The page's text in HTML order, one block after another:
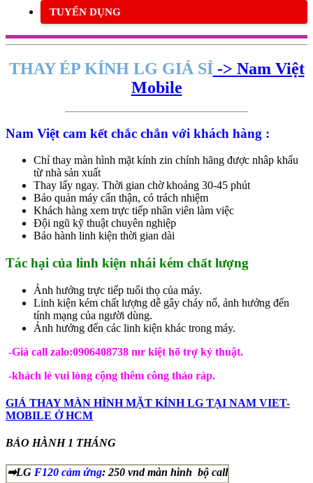
TUYỂN DỤNG
THAY ÉP KÍNH LG GIÁ SỈ-> Nam Việt
Mobile
Nam Việt cam kết chắc chắn với khách hàng :
Chỉ thay màn hình mặt kính zin chính hãng được nhâp khẩu
từ nhà sản xuất
Thay lấy ngay. Thời gian chờ khoảng 30-45 phút
Bảo quản máy cẩn thận, có trách nhiệm
Khách hàng xem trực tiếp nhân viên làm việc
Đội ngũ kỹ thuật chuyên nghiệp
Bảo hành linh kiện thời gian dài
Tác hại của linh kiện nhái kém chất lượng
Ảnh hưởng trực tiếp tuổi thọ của máy.
Linh kiện kém chất lượng dễ gây cháy nổ, ảnh hưởng đến
tính mạng của người dùng.
Ảnh hưởng đến các linh kiện khác trong máy.
-Giá call zalo:0906408738 mr kiệt hổ trợ kỷ thuật.
-khách lẻ vui lòng cộng thêm công tháo ráp.
GIÁ THAY MÀN HÌNH MẶT KÍNH LG TẠI NAM VIET-
MOBILE Ở HCM
BẢO HÀNH 1 THÁNG
➡LG F120 cảm ứng: 250 vnd màn hình bộ call